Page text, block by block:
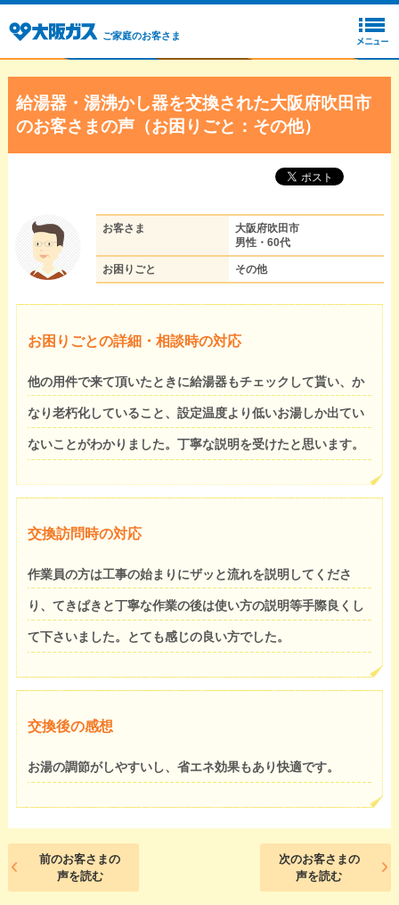
ご家庭のお客さま
給湯器・湯沸かし器を交換された大阪府吹田市
のお客さまの声（お困りごと：その他）
お客さま
大阪府吹田市
男性・60代
お困りごと その他
お困りごとの詳細・相談時の対応
他の用件で来て頂いたときに給湯器もチェックして貰い、か
なり老朽化していること、設定温度より低いお湯しか出てい
ないことがわかりました。丁寧な説明を受けたと思います。
交換訪問時の対応
作業員の方は工事の始まりにザッと流れを説明してくださ
り、てきぱきと丁寧な作業の後は使い方の説明等手際良くし
て下さいました。とても感じの良い方でした。
交換後の感想
お湯の調節がしやすいし、省エネ効果もあり快適です。
前のお客さまの
声を読む
次のお客さまの
声を読む